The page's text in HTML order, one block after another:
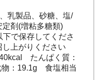
乳製品、砂糖、塩/
定剤(増粘多糖類)
で保存してくださ
上がりください
たんぱく質：
：19.1g 食塩相当